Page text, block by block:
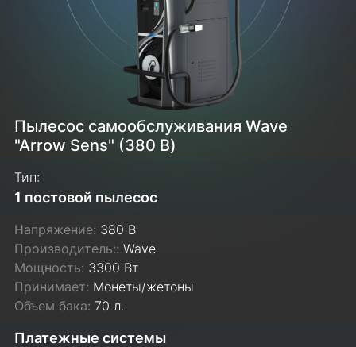
Пылесос самообслуживания Wave
"Arrow Sens" (380 В)
Тип:
1 постовой пылесос
Напряжение: 380 В
Производитель::Wave
Мощность: 3300 Вт
Принимает: Монеты/жетоны
Объем бака: 70 л.
Платежные системы